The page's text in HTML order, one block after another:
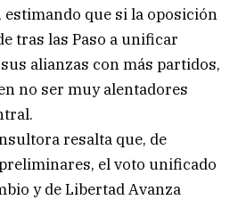
que si la oposición
tras las Paso a unificar
alianzas con más partidos,
no ser muy alentadores
resalta que, de
el voto unificado
y de Libertad Avanza